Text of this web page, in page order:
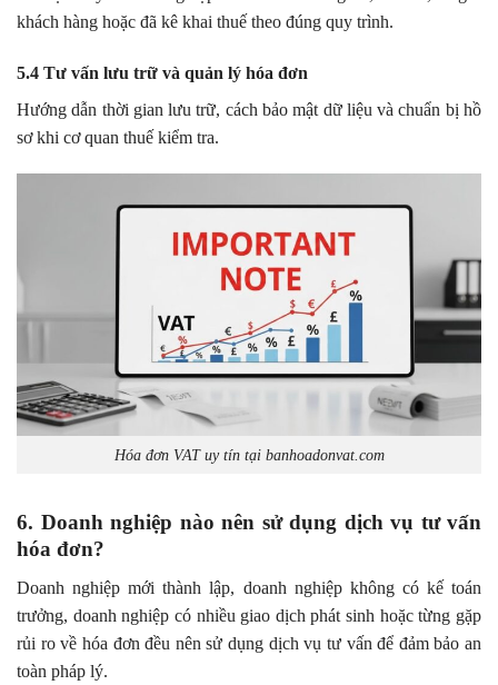
khách hàng hoặc đã kê khai thuế theo đúng quy trình.
5.4 Tư vấn lưu trữ và quản lý hóa đơn
Hướng dẫn thời gian lưu trữ, cách bảo mật dữ liệu và chuẩn bị hồ
sơ khi cơ quan thuế kiểm tra.
Hóa đơn VAT uy tín tại banhoadonvat.com
6. Doanh nghiệp nào nên sử dụng dịch vụ tư vấn
hóa đơn?
Doanh nghiệp mới thành lập, doanh nghiệp không có kế toán
trưởng, doanh nghiệp có nhiều giao dịch phát sinh hoặc từng gặp
rủi ro về hóa đơn đều nên sử dụng dịch vụ tư vấn để đảm bảo an
toàn pháp lý.